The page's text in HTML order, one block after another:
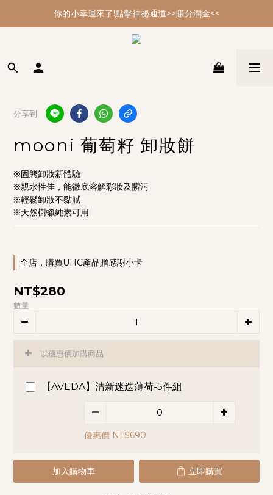
你的小幸運來了!點擊神祕通道>>賺分潤金<<
你的小幸運來了!點擊神祕通道>>賺分潤金<<
年節大掃除 最強多功能黑皂特惠
你的小幸運來了!點擊神祕通道>>賺分潤金<<
分享到
mooni 葡萄籽 卸妝餅
※固態卸妝新體驗
※親水性佳，能徹底溶解彩妝及髒污
※輕鬆卸妝不黏膩
※天然樹蠟純素可用
全店，購買UHC產品贈感謝小卡
NT$280
數量
以優惠價加購商品
【AVEDA】清新迷迭薄荷-5件組
優惠價 NT$690
加入購物車 立即購買